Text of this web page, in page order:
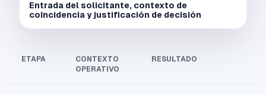
Entrada del solicitante, contexto de
coincidencia y justificación de decisión
ETAPA
CONTEXTO
OPERATIVO
RESULTADO